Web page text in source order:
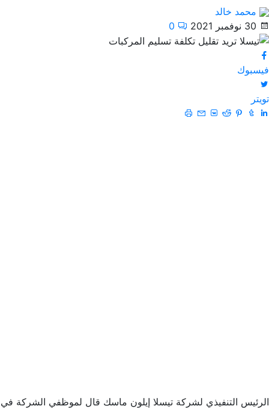
محمد خالد
30 نوفمبر 2021
0
فيسبوك
تويتر
الرئيس التنفيذي لشركة تيسلا إيلون ماسك قال لموظفي الشركة في